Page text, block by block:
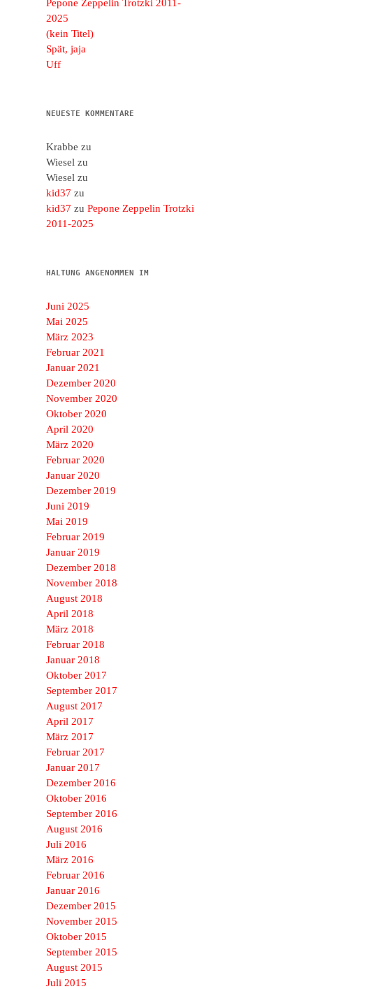
Pepone Zeppelin Trotzki 2011-
2025
(kein Titel)
Spät, jaja
Uff
NEUESTE KOMMENTARE
Krabbe zu
Wiesel zu
Wiesel zu
kid37 zu
kid37 zuPepone Zeppelin Trotzki
2011-2025
HALTUNG ANGENOMMEN IM
Juni 2025
Mai 2025
März 2023
Februar 2021
Januar 2021
Dezember 2020
November 2020
Oktober 2020
April 2020
März 2020
Februar 2020
Januar 2020
Dezember 2019
Juni 2019
Mai 2019
Februar 2019
Januar 2019
Dezember 2018
November 2018
August 2018
April 2018
März 2018
Februar 2018
Januar 2018
Oktober 2017
September 2017
August 2017
April 2017
März 2017
Februar 2017
Januar 2017
Dezember 2016
Oktober 2016
September 2016
August 2016
Juli 2016
März 2016
Februar 2016
Januar 2016
Dezember 2015
November 2015
Oktober 2015
September 2015
August 2015
Juli 2015